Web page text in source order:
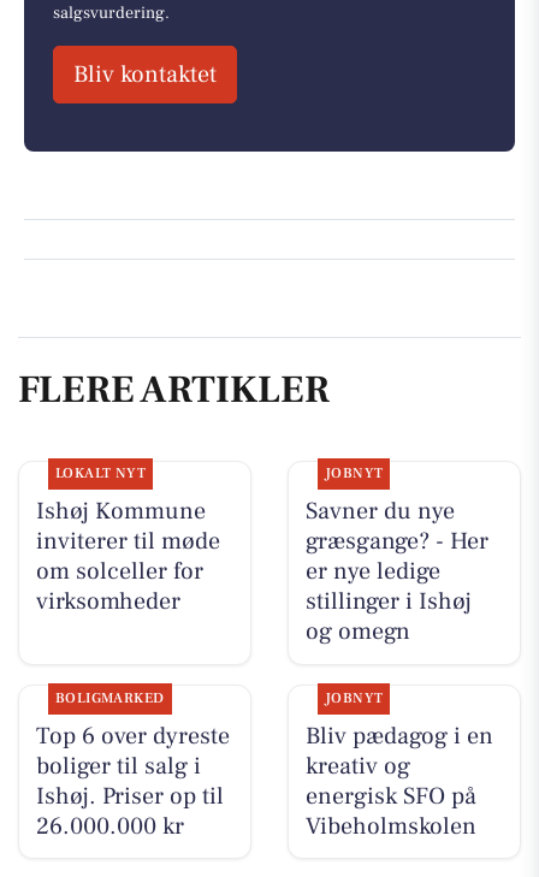
salgsvurdering.
Bliv kontaktet
FLERE ARTIKLER
LOKALT NYT
Ishøj Kommune
inviterer til møde
om solceller for
virksomheder
JOBNYT
Savner du nye
græsgange? - Her
er nye ledige
stillinger i Ishøj
og omegn
BOLIGMARKED
Top 6 over dyreste
boliger til salg i
Ishøj. Priser op til
26.000.000 kr
JOBNYT
Bliv pædagog i en
kreativ og
energisk SFO på
Vibeholmskolen